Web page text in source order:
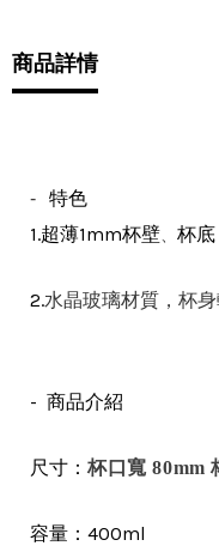
商品詳情
- 特色
1.超薄1mm杯壁、 杯底
2.水晶玻璃材質，杯
- 商品介紹
尺寸： 杯口寬 80mm
容量：400ml